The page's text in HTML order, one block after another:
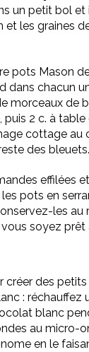
un petit bol
et les graines
pots Mason
dans chacun
morceaux de
puis 2 c. à
cottage au
des bleuets.
effilées
pots en
les au
vous soyez prêt
créer des
: réchauffez
blanc
au micro-
en le